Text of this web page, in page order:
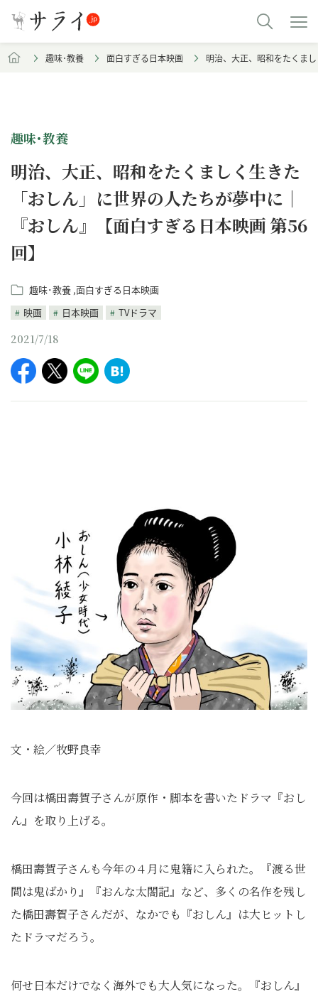
趣味･教養 面白すぎる日本映画 明治、大正、昭和をたくま
趣味･教養
明治、大正、昭和をたくましく生きた
「おしん」に世界の人たちが夢中に｜
『おしん』【面白すぎる日本映画 第56
回】
趣味･教養 面白すぎる日本映画
映画
日本映画 TVドラマ
2021/7/18
文・絵／牧野良幸
今回は橋田壽賀子さんが原作・脚本を書いたドラマ『おし
ん』を取り上げる。
橋田壽賀子さんも今年の４月に鬼籍に入られた。『渡る世
間は鬼ばかり』『おんな太閤記』など、多くの名作を残し
た橋田壽賀子さんだが、なかでも『おしん』は大ヒットし
たドラマだろう。
何せ日本だけでなく海外でも大人気になった。『おしん』